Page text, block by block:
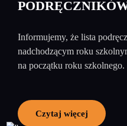
Informujemy, że lista
nadchodzącym roku
na początku roku szkolnego.
Czytaj więcej